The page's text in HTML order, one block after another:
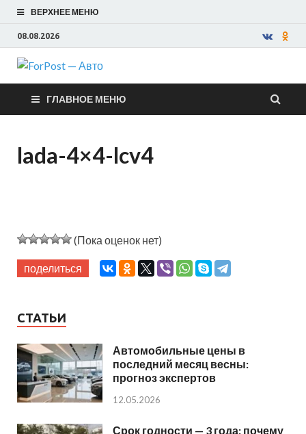
ВЕРХНЕЕ МЕНЮ
08.08.2026
ForPost —
Авто
ГЛАВНОЕ МЕНЮ
lada-4×4-lcv4
(Пока оценок нет)
поделиться
СТАТЬИ
Автомобильные цены в
последний месяц весны:
прогноз экспертов
12.05.2026
Срок годности — 3 года: почему